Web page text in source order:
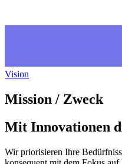
Vision
Mission / Zweck
Mit Innovationen
Wir priorisieren Ihre